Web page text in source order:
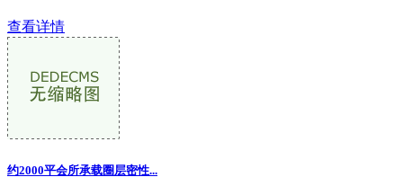
查看详情
约2000平会所承载圈层密性...